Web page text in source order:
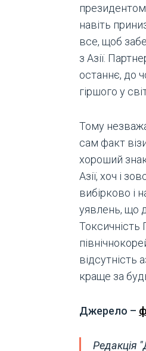
навіть
все, щоб
з Азії.
останнє, до
гіршого у
Тому
сам факт
хороший
Азії, хоч і
вибірково і
уявлень, що
Токсичність
відсутність
краще за
Джерело –
Редакція